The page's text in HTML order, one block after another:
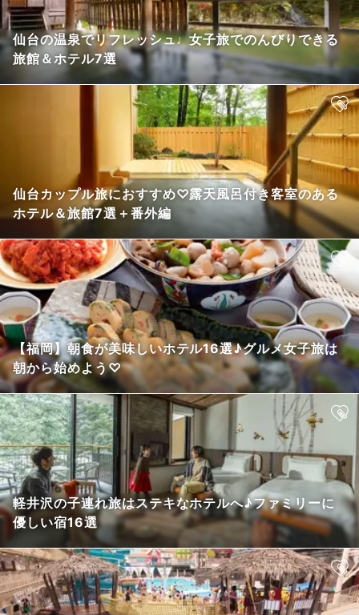
仙台の温泉でリフレッシュ♩女子旅でのんびりできる
旅館＆ホテル7選
仙台カップル旅におすすめ♡露天風呂付き客室のある
ホテル＆旅館7選＋番外編
【福岡】朝食が美味しいホテル16選♪グルメ女子旅は
朝から始めよう♡
軽井沢の子連れ旅はステキなホテルへ♪ファミリーに
優しい宿16選